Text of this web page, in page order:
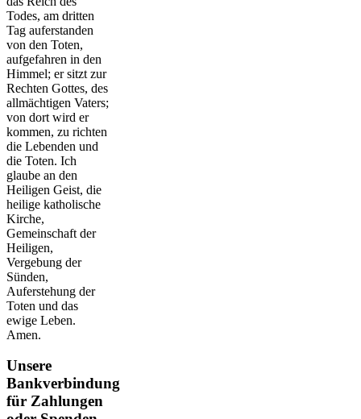
Todes, am dritten
Tag auferstanden
von den Toten,
aufgefahren in den
Himmel; er sitzt zur
Rechten Gottes, des
allmächtigen Vaters;
von dort wird er
kommen, zu richten
die Lebenden und
die Toten. Ich
glaube an den
Heiligen Geist, die
heilige katholische
Kirche,
Gemeinschaft der
Heiligen,
Vergebung der
Sünden,
Auferstehung der
Toten und das
ewige Leben.
Amen.
Unsere
Bankverbindung
für Zahlungen